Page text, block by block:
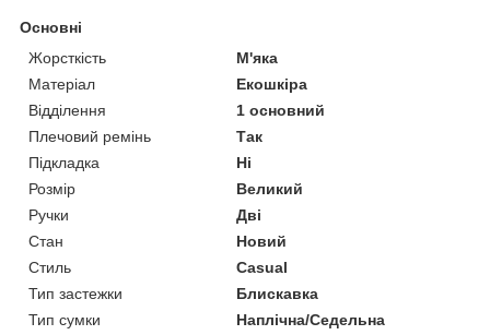
Основні
Жорсткість
М'яка
Матеріал
Екошкіра
Відділення
1 основний
Плечовий ремінь
Так
Підкладка
Ні
Розмір
Великий
Ручки
Дві
Стан
Новий
Стиль
Casual
Тип застежки
Блискавка
Тип сумки
Наплічна/Седельна